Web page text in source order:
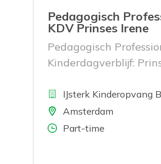
Pedagogisch
KDV Prinses Irene
Pedagogisch
Kinderdagverblijf:
BedrijfIJsterk Kinderopvang
LocatieAmsterdam
Aantal uren
Part-time